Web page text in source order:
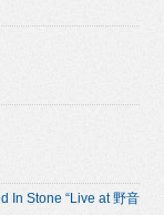
In Stone “Live at 野音